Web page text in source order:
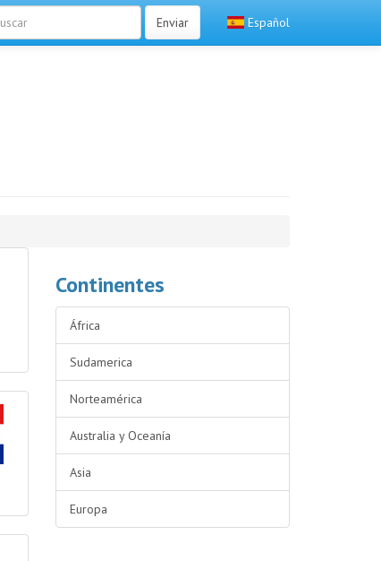
Español
Enviar
Continentes
África
Sudamerica
Norteamérica
Australia y Oceanía
Asia
Europa